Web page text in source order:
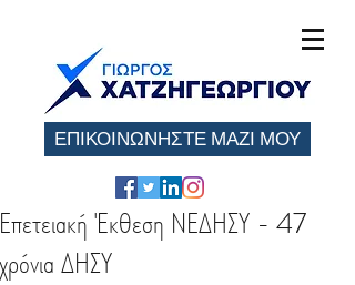
ΕΠΙΚΟΙΝΩΝΗΣΤΕ ΜΑΖΙ ΜΟΥ
Επετειακή Έκθεση ΝΕΔΗΣΥ - 47
χρόνια ΔΗΣΥ